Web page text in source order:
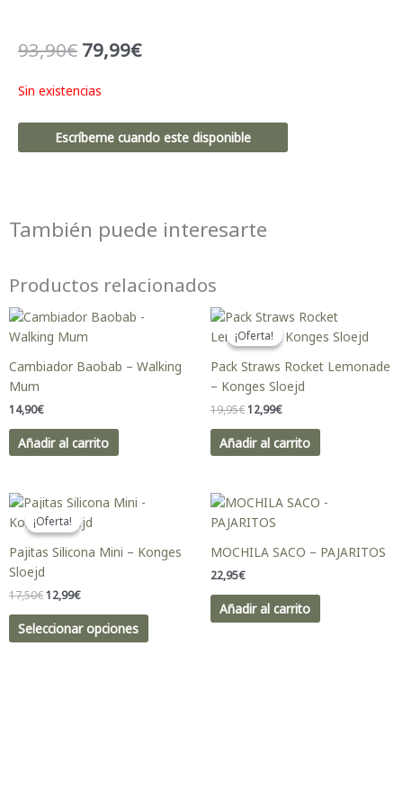
93,90€ El
original
93,90€.
79,99€El
79,99€.
Sin existencias
Escríbeme cuando este disponible
También puede interesarte
Productos relacionados
Cambiador Baobab – Walking
Mum
14,90€
Añadir al carrito
¡Oferta!
¡Oferta!
Pack Straws Rocket Lemonade
– Konges Sloejd
19,95€
El
precio
original
19,95€.
12,99€
El
actual
12,99€.
Añadir al carrito
¡Oferta!
¡Oferta!
Pajitas Silicona Mini – Konges
Sloejd
17,50€
El
precio
original
17,50€.
12,99€
El
precio
actual
12,99€.
Seleccionar opciones
múltiples
opciones
se
MOCHILA SACO – PAJARITOS
22,95€
Añadir al carrito